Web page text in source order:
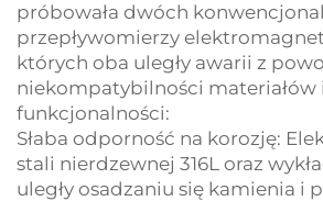
próbowała dwóch
przepływomierzy
których oba uległy awarii z
niekompatybilności materiałów i
funkcjonalności:
Słaba odporność na korozję:
stali nierdzewnej 316L oraz
uległy osadzaniu się kamienia i